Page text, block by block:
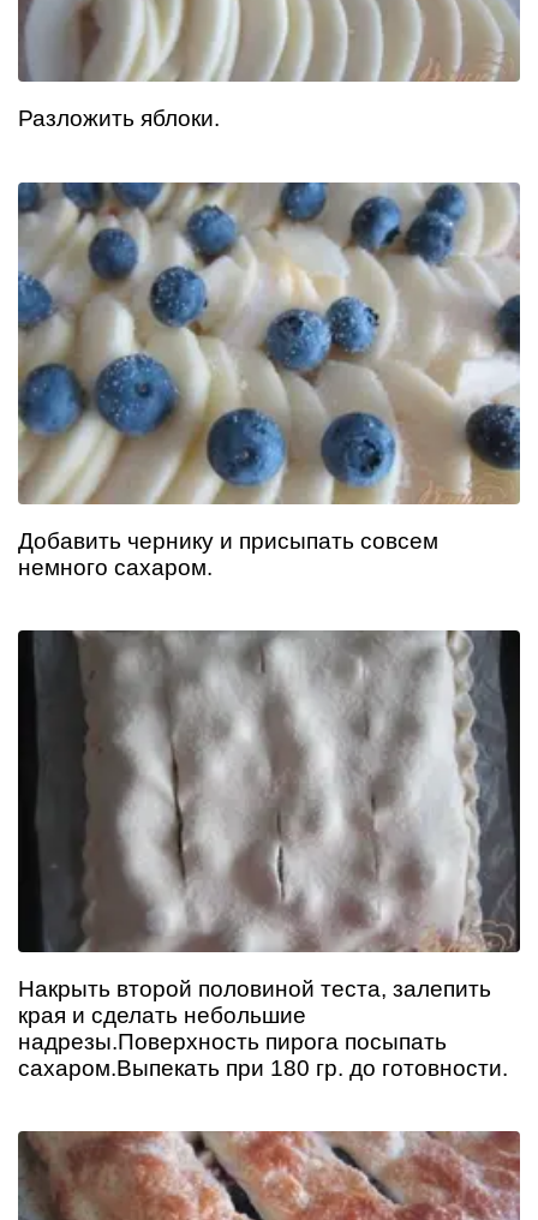
Разложить яблоки.
Добавить чернику и присыпать совсем
немного сахаром.
Накрыть второй половиной теста, залепить
края и сделать небольшие
надрезы.Поверхность пирога посыпать
сахаром.Выпекать при 180 гр. до готовности.